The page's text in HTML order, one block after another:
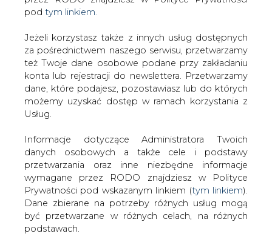
Prywatności pod wskazanym linkiem (
tym linkiem
Dane zbierane na potrzeby różnych usług mogą
być przetwarzane w różnych celach, na różnych
podstawach.
Pamiętaj, że w związku z przetwarzaniem danych
osobowych przysługuje Ci szereg gwarancji i praw,
a przede wszystkim prawo do odwołania zgody
oraz prawo sprzeciwu wobec przetwarzania Twoich
danych. Prawa te będą przez nas bezwzględnie
przestrzegane. Prawo do wniesienia sprzeciwu
wobec przetwarzania danych z przyczyn
związanych z Twoją szczególną sytuacją, po
skutecznym wniesieniu prawa do sprzeciwu Twoje
dane nie będą przetwarzane o ile nie będzie istnieć
ważna prawnie uzasadniona podstawa do
przetwarzania, nadrzędna wobec Twoich interesów,
praw i wolności lub podstawa do ustalenia,
dochodzenia lub obrony roszczeń. Twoje dane nie
Na stronach Rządowego Centrum
Legislacji jest już dostępny najnowszy
projekt nowelizacji do ustawy o
udostępnianiu informacji o środowisku i
jego ochronie, udziale społeczeństwa w
ochronie środowiska oraz o ocenach
oddziaływania na środowisko
(&#8222;Ustawa OOŚ&#8221;) oraz
niektórych innych ustaw
(&#8222;Projekt Ustawy&#8221;)<sup>1)
</sup> , który 21 kwietnia br. został
przekazany do Stałego Komitetu Rady
Ministrów. Nieoficjalne źródła podają, że
ma on zostać skierowany do Sejmu
jeszcze przed wakacjami.